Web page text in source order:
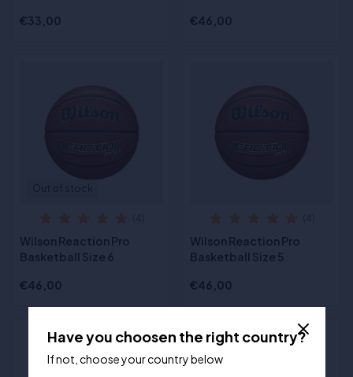
€33,00
€46,00
Wilson Reaction Pro
Basketball Size 6
€46,00
Wilson Reaction Pro
Basketball Size 5
€46,00
- 31%
Have you choosen the right country?
If not, choose your country below